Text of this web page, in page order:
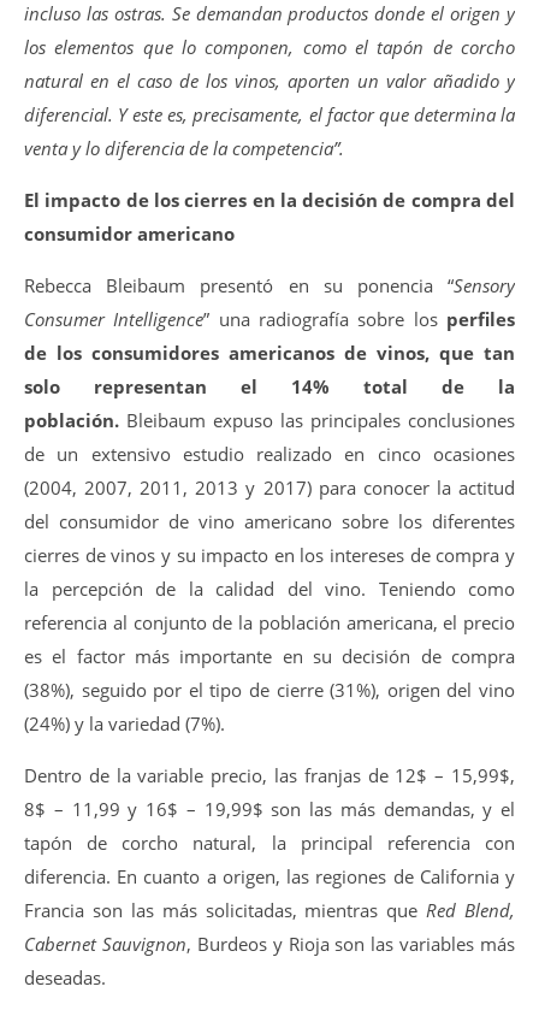
incluso las ostras. Se demandan productos donde el origen y
los elementos que lo componen, como el tapón de corcho
natural en el caso de los vinos, aporten un valor añadido y
diferencial. Y este es, precisamente, el factor que determina la
venta y lo diferencia de la competencia”.
El impacto de los cierres en la decisión de compra del
consumidor americano
Rebecca Bleibaum presentó en su ponencia “Sensory
Consumer Intelligence” una radiografía sobre los perfiles
de los consumidores americanos de vinos, que tan
solo representan el 14% total de la
población. Bleibaum expuso las principales conclusiones
de un extensivo estudio realizado en cinco ocasiones
(2004, 2007, 2011, 2013 y 2017) para conocer la actitud
del consumidor de vino americano sobre los diferentes
cierres de vinos y su impacto en los intereses de compra y
la percepción de la calidad del vino. Teniendo como
referencia al conjunto de la población americana, el precio
es el factor más importante en su decisión de compra
(38%), seguido por el tipo de cierre (31%), origen del vino
(24%) y la variedad (7%).
Dentro de la variable precio, las franjas de 12$ – 15,99$,
8$ – 11,99 y 16$ – 19,99$ son las más demandas, y el
tapón de corcho natural, la principal referencia con
diferencia. En cuanto a origen, las regiones de California y
Francia son las más solicitadas, mientras queRed Blend,
Cabernet Sauvignon, Burdeos y Rioja son las variables más
deseadas.